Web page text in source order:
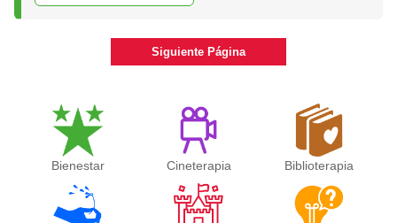
Siguiente Página
Bienestar Cineterapia Biblioterapia